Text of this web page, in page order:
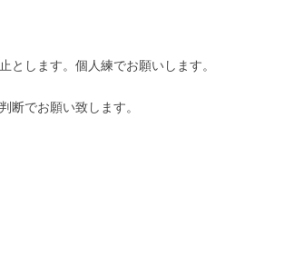
します。個人練でお願いします。
でお願い致します。